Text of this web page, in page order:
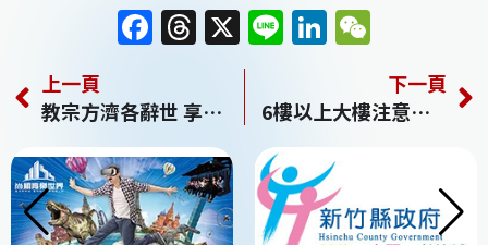
F
a
c
e
b
o
T
h
re
a
d
s
X Li
n
e
Li
n
k
e
dI
n
C
h
上一頁
教宗方濟各辭世 享壽88歲
下一頁
6樓以上大樓注意！今年起「未申報這事」 最高罰30萬